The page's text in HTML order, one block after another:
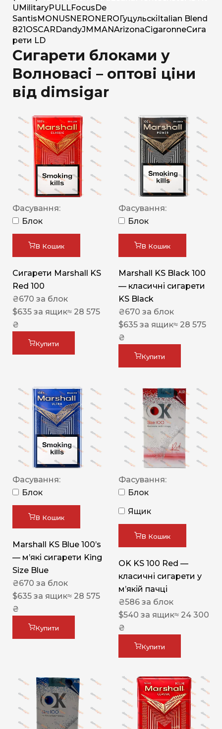
U MilitaryPULLFocus De
Santis MONUSNERO NERO Гуцульскі Italian Blend
821 OSCAR DandyJM MANArizonaCigaronneСига
рети LD
Сигарети блоками у
Волновасі – оптові ціни
від dimsigar
Фасування:
Блок
В Кошик
Сигарети Marshall KS
Red 100
₴670 за блок
$635 за ящик≈ 28 575
₴
Купити
Фасування:
Блок
В Кошик
Marshall KS Black 100
— класичні сигарети
KS Black
₴670 за блок
$635 за ящик≈ 28 575
₴
Купити
Фасування:
Блок
В Кошик
Marshall KS Blue 100’s
— м’які сигарети King
Size Blue
₴670 за блок
$635 за ящик≈ 28 575
₴
Купити
Фасування:
Блок
Ящик
В Кошик
OK KS 100 Red —
класичні сигарети у
м’якій пачці
₴586 за блок
$540 за ящик≈ 24 300
₴
Купити